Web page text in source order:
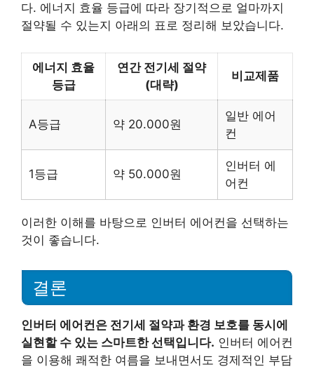
다. 에너지 효율 등급에 따라 장기적으로 얼마까지
절약될 수 있는지 아래의 표로 정리해 보았습니다.
에너지 효율
등급
연간 전기세 절약
(대략)
비교제품
A등급 약 20.000원
일반 에어
컨
1등급 약 50.000원
인버터 에
어컨
이러한 이해를 바탕으로 인버터 에어컨을 선택하는
것이 좋습니다.
결론
인버터 에어컨은 전기세 절약과 환경 보호를 동시에
실현할 수 있는 스마트한 선택입니다. 인버터 에어컨
을 이용해 쾌적한 여름을 보내면서도 경제적인 부담